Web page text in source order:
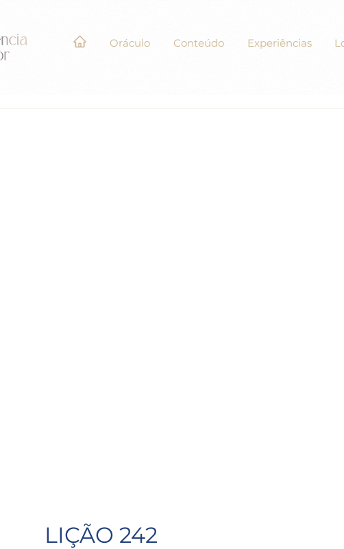
Oráculo Conteúdo Experiências
LIÇÃO 242